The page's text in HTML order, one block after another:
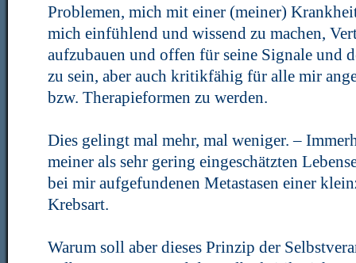
Problemen, mich mit einer (meiner)
mich einfühlend und wissend zu machen,
aufzubauen und offen für seine Signale und
zu sein, aber auch kritikfähig für alle mir
bzw. Therapieformen zu werden.
Dies gelingt mal mehr, mal weniger. –
meiner als sehr gering eingeschätzten
bei mir aufgefundenen Metastasen einer
Krebsart.
Warum soll aber dieses Prinzip der